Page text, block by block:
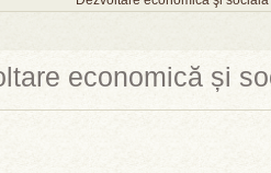
economică și